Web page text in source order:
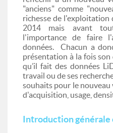
"anciens" comme
richesse de l'exploitation
2014 mais avant
l'importance de faire
données. Chacun a
présentation à la fois son
qu’il fait des données
travail ou de ses
souhaits pour le nouveau
d'acquisition, usage,
Introduction générale